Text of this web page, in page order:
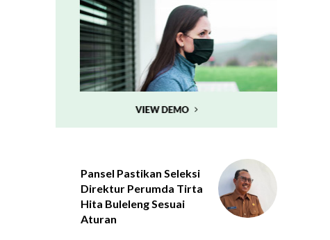
Pansel Pastikan Seleksi
Direktur Perumda Tirta
Hita Buleleng Sesuai
Aturan